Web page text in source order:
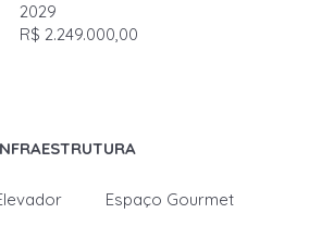
2029
R$ 2.249.000,00
Espaço Gourmet